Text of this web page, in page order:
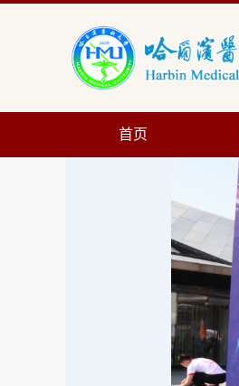
首页